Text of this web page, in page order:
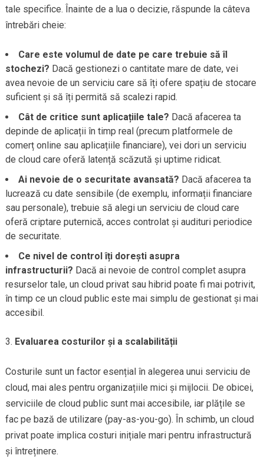
tale specifice. Înainte de a lua o decizie, răspunde la câteva
întrebări cheie:
Care este volumul de date pe care trebuie să îl
stochezi? Dacă gestionezi o cantitate mare de date, vei
avea nevoie de un serviciu care să îți ofere spațiu de stocare
suficient și să îți permită să scalezi rapid.
Cât de critice sunt aplicațiile tale? Dacă afacerea ta
depinde de aplicații în timp real (precum platformele de
comerț online sau aplicațiile financiare), vei dori un serviciu
de cloud care oferă latență scăzută și uptime ridicat.
Ai nevoie de o securitate avansată? Dacă afacerea ta
lucrează cu date sensibile (de exemplu, informații financiare
sau personale), trebuie să alegi un serviciu de cloud care
oferă criptare puternică, acces controlat și audituri periodice
de securitate.
Ce nivel de control îți dorești asupra
infrastructurii? Dacă ai nevoie de control complet asupra
resurselor tale, un cloud privat sau hibrid poate fi mai potrivit,
în timp ce un cloud public este mai simplu de gestionat și mai
accesibil.
Evaluarea costurilor și a scalabilității
Costurile sunt un factor esențial în alegerea unui serviciu de
cloud, mai ales pentru organizațiile mici și mijlocii. De obicei,
serviciile de cloud public sunt mai accesibile, iar plățile se
fac pe bază de utilizare (pay-as-you-go). În schimb, un cloud
privat poate implica costuri inițiale mari pentru infrastructură
și întreținere.